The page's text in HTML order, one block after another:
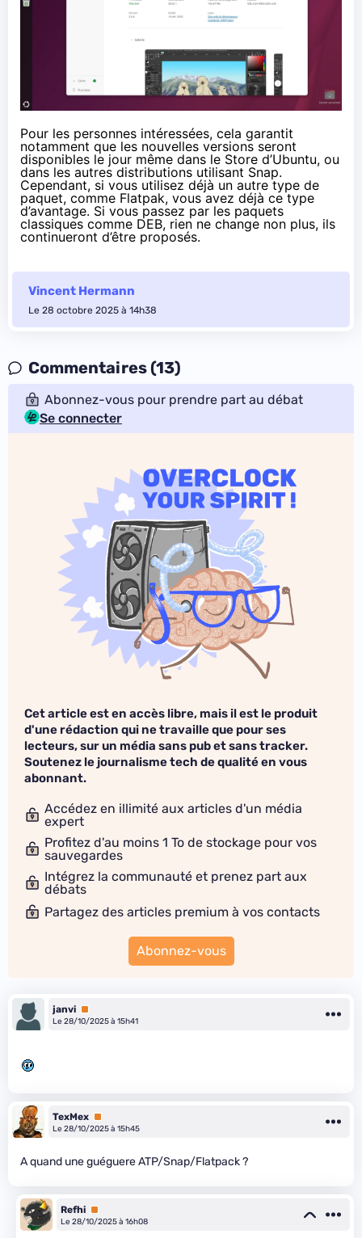
Pour les personnes intéressées, cela garantit
notamment que les nouvelles versions seront
disponibles le jour même dans le Store d’Ubuntu, ou
dans les autres distributions utilisant Snap.
Cependant, si vous utilisez déjà un autre type de
paquet, comme Flatpak, vous avez déjà ce type
d’avantage. Si vous passez par les paquets
classiques comme DEB, rien ne change non plus, ils
continueront d’être proposés.
Vincent Hermann
Le 28 octobre 2025 à 14h38
Commentaires (13)
Abonnez-vous pour prendre part au débat
Se connecter
Cet article est en accès libre, mais il est le produit
d'une rédaction qui ne travaille que pour ses
lecteurs, sur un média sans pub et sans tracker.
Soutenez le journalisme tech de qualité en vous
abonnant.
Accédez en illimité aux articles d'un média
expert
Profitez d'au moins 1 To de stockage pour vos
sauvegardes
Intégrez la communauté et prenez part aux
débats
Partagez des articles premium à vos contacts
Abonnez-vous
janvi Premium
Le 28/10/2025 à 15h41
TexMex Premium
Le 28/10/2025 à 15h45
A quand une guéguere ATP/Snap/Flatpack ?
Refhi Premium
Le 28/10/2025 à 16h08